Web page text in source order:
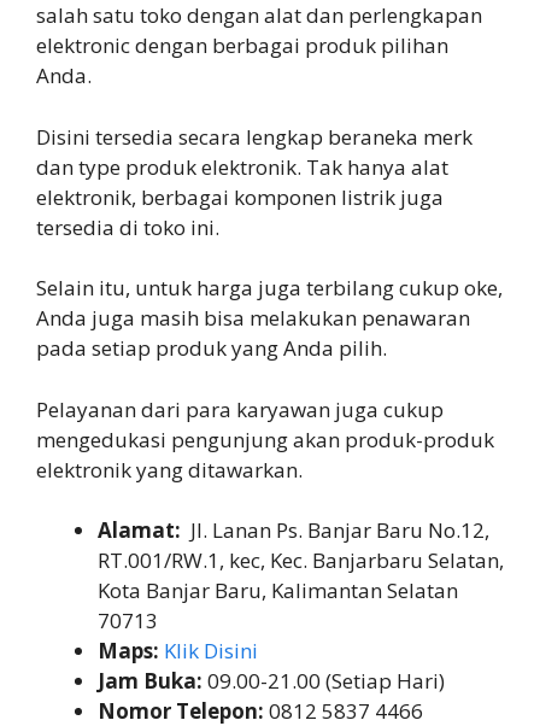
salah satu toko dengan alat dan perlengkapan
elektronic dengan berbagai produk pilihan
Anda.
Disini tersedia secara lengkap beraneka merk
dan type produk elektronik. Tak hanya alat
elektronik, berbagai komponen listrik juga
tersedia di toko ini.
Selain itu, untuk harga juga terbilang cukup oke,
Anda juga masih bisa melakukan penawaran
pada setiap produk yang Anda pilih.
Pelayanan dari para karyawan juga cukup
mengedukasi pengunjung akan produk-produk
elektronik yang ditawarkan.
Alamat: Jl. Lanan Ps. Banjar Baru No.12,
RT.001/RW.1, kec, Kec. Banjarbaru Selatan,
Kota Banjar Baru, Kalimantan Selatan
70713
Maps: Klik Disini
Jam Buka: 09.00-21.00 (Setiap Hari)
Nomor Telepon: 0812 5837 4466